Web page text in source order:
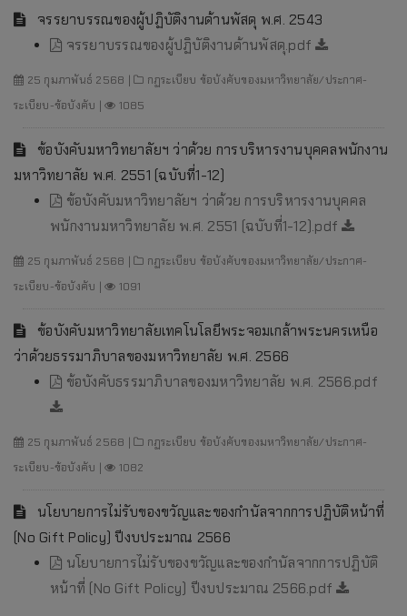
จรรยาบรรณของผู้ปฏิบัติงานด้านพัสดุ พ.ศ. 2543
จรรยาบรรณของผู้ปฏิบัติงานด้านพัสดุ.pdf
25 กุมภาพันธ์ 2568 |
กฏระเบียบ ข้อบังคับของมหาวิทยาลัย/ประกาศ-
ระเบียบ-ข้อบังคับ |
1085
ข้อบังคับมหาวิทยาลัยฯ ว่าด้วย การบริหารงานบุคคลพนักงาน
มหาวิทยาลัย พ.ศ. 2551 (ฉบับที่1-12)
ข้อบังคับมหาวิทยาลัยฯ ว่าด้วย การบริหารงานบุคคล
พนักงานมหาวิทยาลัย พ.ศ. 2551 (ฉบับที่1-12).pdf
25 กุมภาพันธ์ 2568 |
กฏระเบียบ ข้อบังคับของมหาวิทยาลัย/ประกาศ-
ระเบียบ-ข้อบังคับ |
1091
ข้อบังคับมหาวิทยาลัยเทคโนโลยีพระจอมเกล้าพระนครเหนือ
ว่าด้วยธรรมาภิบาลของมหาวิทยาลัย พ.ศ. 2566
ข้อบังคับธรรมาภิบาลของมหาวิทยาลัย พ.ศ. 2566.pdf
25 กุมภาพันธ์ 2568 |
กฏระเบียบ ข้อบังคับของมหาวิทยาลัย/ประกาศ-
ระเบียบ-ข้อบังคับ |
1082
นโยบายการไม่รับของขวัญและของกำนัลจากการปฏิบัติหน้าที่
(No Gift Policy) ปีงบประมาณ 2566
นโยบายการไม่รับของขวัญและของกำนัลจากการปฏิบัติ
หน้าที่ (No Gift Policy) ปีงบประมาณ 2566.pdf